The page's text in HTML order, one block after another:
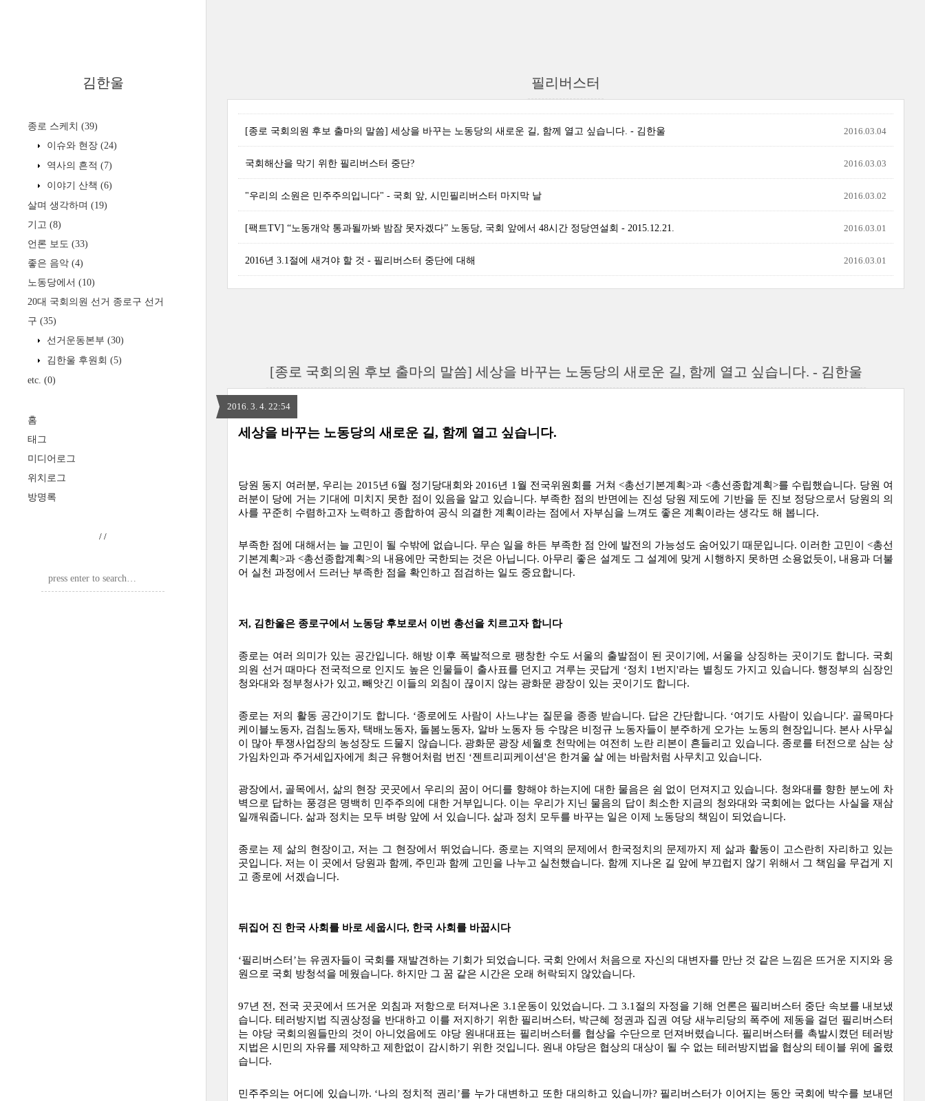
김한울
종로 스케치 (39)
이슈와 현장 (24)
역사의 흔적 (7)
이야기 산책 (6)
살며 생각하며 (19)
기고 (8)
언론 보도 (33)
좋은 음악 (4)
노동당에서 (10)
20대 국회의원 선거 종로구 선거
구 (35)
선거운동본부 (30)
김한울 후원회 (5)
etc. (0)
홈
태그
미디어로그
위치로그
방명록
/ /
필리버스터
[종로 국회의원 후보 출마의 말씀] 세상을 바꾸는 노동당의 새로운 길, 함께 열고 싶습니다. - 김한울 2016.03.04
국회해산을 막기 위한 필리버스터 중단? 2016.03.03
"우리의 소원은 민주주의입니다" - 국회 앞, 시민필리버스터 마지막 날 2016.03.02
[팩트TV] “노동개악 통과될까봐 밤잠 못자겠다” 노동당, 국회 앞에서 48시간 정당연설회 - 2015.12.21. 2016.03.01
2016년 3.1절에 새겨야 할 것 - 필리버스터 중단에 대해 2016.03.01
[종로 국회의원 후보 출마의 말씀] 세상을 바꾸는 노동당의 새로운 길, 함께 열고 싶습니다. - 김한울
2016. 3. 4. 22:54
세상을 바꾸는 노동당의 새로운 길, 함께 열고 싶습니다.
당원 동지 여러분, 우리는 2015년 6월 정기당대회와 2016년 1월 전국위원회를 거쳐 <총선기본계획>과 <총선종합계획>를 수립했습니다. 당원 여
러분이 당에 거는 기대에 미치지 못한 점이 있음을 알고 있습니다. 부족한 점의 반면에는 진성 당원 제도에 기반을 둔 진보 정당으로서 당원의 의
사를 꾸준히 수렴하고자 노력하고 종합하여 공식 의결한 계획이라는 점에서 자부심을 느껴도 좋은 계획이라는 생각도 해 봅니다.
부족한 점에 대해서는 늘 고민이 될 수밖에 없습니다. 무슨 일을 하든 부족한 점 안에 발전의 가능성도 숨어있기 때문입니다. 이러한 고민이 <총선
기본계획>과 <총선종합계획>의 내용에만 국한되는 것은 아닙니다. 아무리 좋은 설계도 그 설계에 맞게 시행하지 못하면 소용없듯이, 내용과 더불
어 실천 과정에서 드러난 부족한 점을 확인하고 점검하는 일도 중요합니다.
저, 김한울은 종로구에서 노동당 후보로서 이번 총선을 치르고자 합니다
종로는 여러 의미가 있는 공간입니다. 해방 이후 폭발적으로 팽창한 수도 서울의 출발점이 된 곳이기에, 서울을 상징하는 곳이기도 합니다. 국회
의원 선거 때마다 전국적으로 인지도 높은 인물들이 출사표를 던지고 겨루는 곳답게 ‘정치 1번지'라는 별칭도 가지고 있습니다. 행정부의 심장인
청와대와 정부청사가 있고, 빼앗긴 이들의 외침이 끊이지 않는 광화문 광장이 있는 곳이기도 합니다.
종로는 저의 활동 공간이기도 합니다. ‘종로에도 사람이 사느냐'는 질문을 종종 받습니다. 답은 간단합니다. ‘여기도 사람이 있습니다'. 골목마다
케이블노동자, 검침노동자, 택배노동자, 돌봄노동자, 알바 노동자 등 수많은 비정규 노동자들이 분주하게 오가는 노동의 현장입니다. 본사 사무실
이 많아 투쟁사업장의 농성장도 드물지 않습니다. 광화문 광장 세월호 천막에는 여전히 노란 리본이 흔들리고 있습니다. 종로를 터전으로 삼는 상
가임차인과 주거세입자에게 최근 유행어처럼 번진 ‘젠트리피케이션'은 한겨울 살 에는 바람처럼 사무치고 있습니다.
광장에서, 골목에서, 삶의 현장 곳곳에서 우리의 꿈이 어디를 향해야 하는지에 대한 물음은 쉼 없이 던져지고 있습니다. 청와대를 향한 분노에 차
벽으로 답하는 풍경은 명백히 민주주의에 대한 거부입니다. 이는 우리가 지닌 물음의 답이 최소한 지금의 청와대와 국회에는 없다는 사실을 재삼
일깨워줍니다. 삶과 정치는 모두 벼랑 앞에 서 있습니다. 삶과 정치 모두를 바꾸는 일은 이제 노동당의 책임이 되었습니다.
종로는 제 삶의 현장이고, 저는 그 현장에서 뛰었습니다. 종로는 지역의 문제에서 한국정치의 문제까지 제 삶과 활동이 고스란히 자리하고 있는
곳입니다. 저는 이 곳에서 당원과 함께, 주민과 함께 고민을 나누고 실천했습니다. 함께 지나온 길 앞에 부끄럽지 않기 위해서 그 책임을 무겁게 지
고 종로에 서겠습니다.
뒤집어 진 한국 사회를 바로 세웁시다, 한국 사회를 바꿉시다
‘필리버스터’는 유권자들이 국회를 재발견하는 기회가 되었습니다. 국회 안에서 처음으로 자신의 대변자를 만난 것 같은 느낌은 뜨거운 지지와 응
원으로 국회 방청석을 메웠습니다. 하지만 그 꿈 같은 시간은 오래 허락되지 않았습니다.
97년 전, 전국 곳곳에서 뜨거운 외침과 저항으로 터져나온 3.1운동이 있었습니다. 그 3.1절의 자정을 기해 언론은 필리버스터 중단 속보를 내보냈
습니다. 테러방지법 직권상정을 반대하고 이를 저지하기 위한 필리버스터, 박근혜 정권과 집권 여당 새누리당의 폭주에 제동을 걸던 필리버스터
는 야당 국회의원들만의 것이 아니었음에도 야당 원내대표는 필리버스터를 협상을 수단으로 던져버렸습니다. 필리버스터를 촉발시켰던 테러방
지법은 시민의 자유를 제약하고 제한없이 감시하기 위한 것입니다. 원내 야당은 협상의 대상이 될 수 없는 테러방지법을 협상의 테이블 위에 올렸
습니다.
민주주의는 어디에 있습니까. ‘나의 정치적 권리’를 누가 대변하고 또한 대의하고 있습니까? 필리버스터가 이어지는 동안 국회에 박수를 보내던